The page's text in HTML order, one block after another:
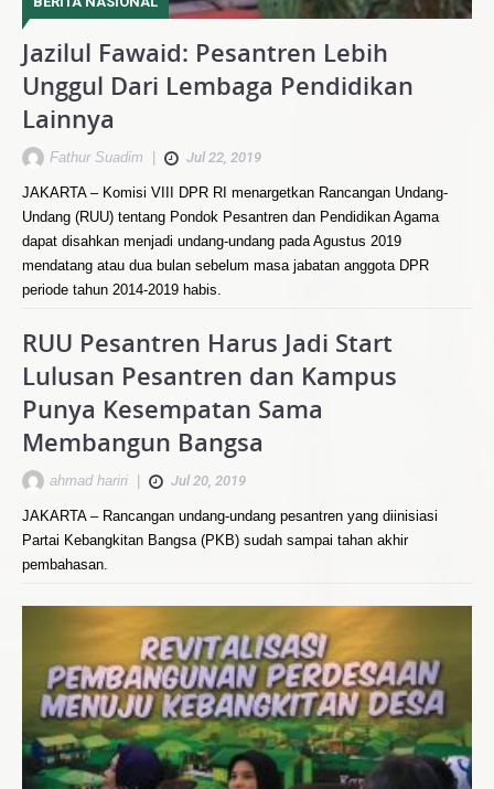
Jazilul Fawaid: Pesantren Lebih
Unggul Dari Lembaga Pendidikan
Lainnya
Fathur Suadim Jul 22, 2019
JAKARTA – Komisi VIII DPR RI menargetkan Rancangan Undang-
Undang (RUU) tentang Pondok Pesantren dan Pendidikan Agama
dapat disahkan menjadi undang-undang pada Agustus 2019
mendatang atau dua bulan sebelum masa jabatan anggota DPR
periode tahun 2014-2019 habis.
RUU Pesantren Harus Jadi Start
Lulusan Pesantren dan Kampus
Punya Kesempatan Sama
Membangun Bangsa
ahmad hariri Jul 20, 2019
JAKARTA – Rancangan undang-undang pesantren yang diinisiasi
Partai Kebangkitan Bangsa (PKB) sudah sampai tahan akhir
pembahasan.